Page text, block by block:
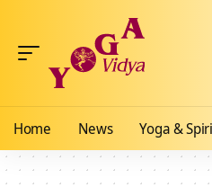
Home News Yoga &